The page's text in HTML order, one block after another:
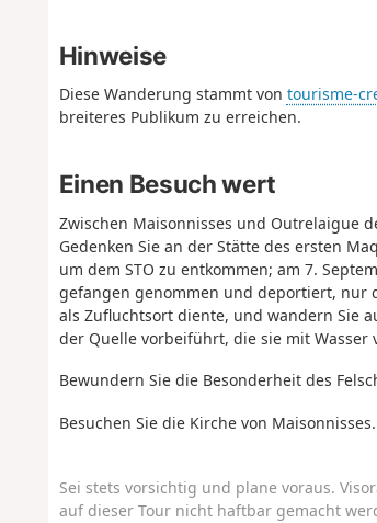
Hinweise
Diese Wanderung stammt von tourisme-
breiteres Publikum zu erreichen.
Einen Besuch wert
Zwischen Maisonnisses und Outrelaigue
Gedenken Sie an der Stätte des ersten
um dem STO zu entkommen; am 7.
gefangen genommen und deportiert, nur
als Zufluchtsort diente, und wandern Sie
der Quelle vorbeiführt, die sie mit Wasser
Bewundern Sie die Besonderheit des
Besuchen Sie die Kirche von Maisonnisses.
Sei stets vorsichtig und plane voraus.
auf dieser Tour nicht haftbar gemacht